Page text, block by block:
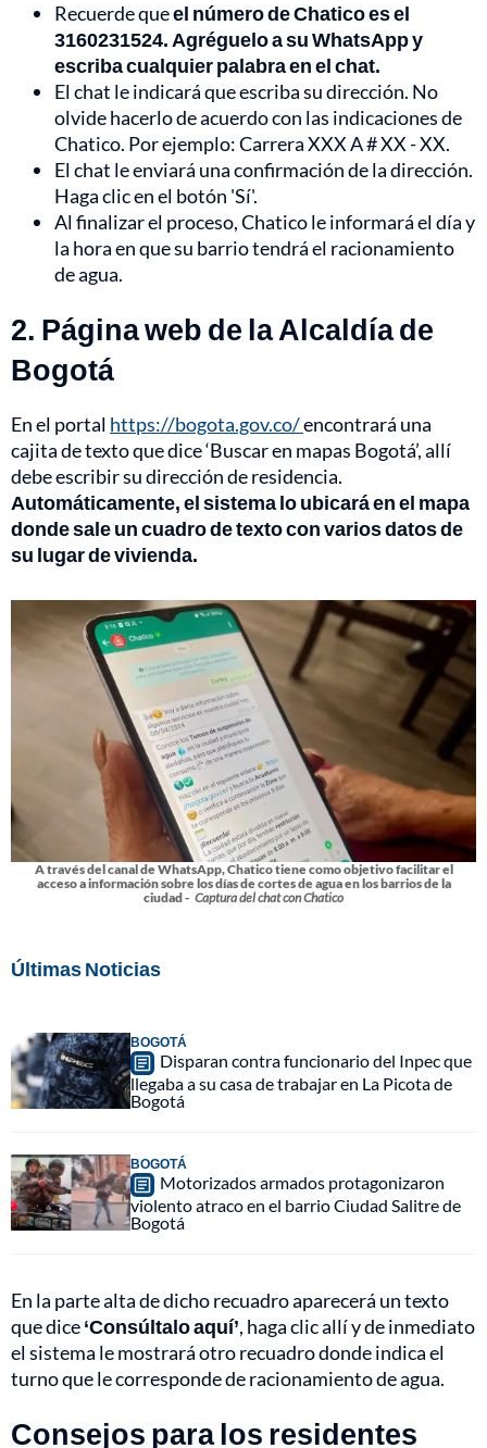
Recuerde queel número de Chatico es el
3160231524. Agréguelo a su WhatsApp y
escriba cualquier palabra en el chat.
El chat le indicará que escriba su dirección. No
olvide hacerlo de acuerdo con las indicaciones de
Chatico. Por ejemplo: Carrera XXX A # XX - XX.
El chat le enviará una confirmación de la dirección.
Haga clic en el botón 'Sí'.
Al finalizar el proceso, Chatico le informará el día y
la hora en que su barrio tendrá el racionamiento
de agua.
2. Página web de la Alcaldía de
Bogotá
En el portal https://bogota.gov.co/encontrará una
cajita de texto que dice ‘Buscar en mapas Bogotá’, allí
debe escribir su dirección de residencia.
Automáticamente, el sistema lo ubicará en el mapa
donde sale un cuadro de texto con varios datos de
su lugar de vivienda.
A través del canal de WhatsApp, Chatico tiene como objetivo facilitar el
acceso a información sobre los días de cortes de agua en los barrios de la
ciudad - Captura del chat con Chatico
Últimas Noticias
BOGOTÁ
Disparan contra funcionario del Inpec que
llegaba a su casa de trabajar en La Picota de
Bogotá
BOGOTÁ
Motorizados armados protagonizaron
violento atraco en el barrio Ciudad Salitre de
Bogotá
En la parte alta de dicho recuadro aparecerá un texto
que dice‘Consúltalo aquí’, haga clic allí y de inmediato
el sistema le mostrará otro recuadro donde indica el
turno que le corresponde de racionamiento de agua.
Consejos para los residentes